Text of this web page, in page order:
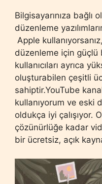
Bilgisayarınıza bağlı
düzenleme
Apple
düzenleme için güçlü
kullanıcıları ayrıca
oluşturabilen çeşitli
sahiptir.YouTube
kullanıyorum ve eski
oldukça iyi çalışıyor.
çözünürlüğe kadar
bir ücretsiz, açık